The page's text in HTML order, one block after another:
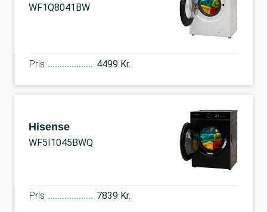
WF1Q8041BW
Pris 4499 Kr.
Hisense
WF5I1045BWQ
Pris 7839 Kr.